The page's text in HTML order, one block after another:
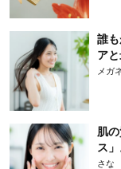
誰
ア
メガ
肌
ス
さな